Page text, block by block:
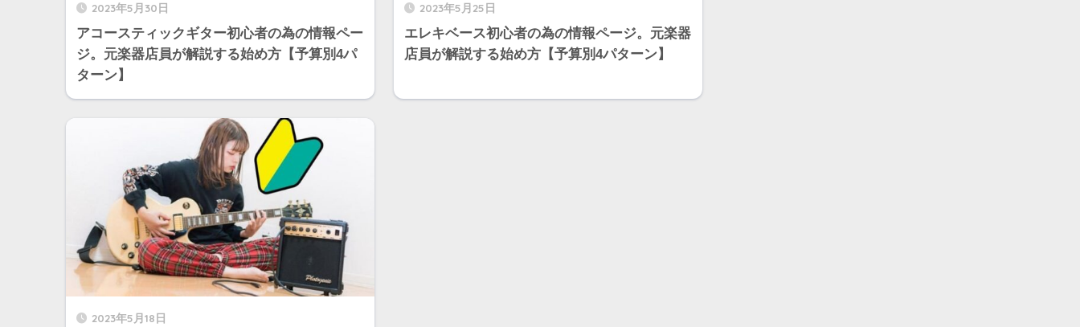
2023年5月30日
アコースティックギター初心者の為の情報ペー
ジ。元楽器店員が解説する始め方【予算別4パ
ターン】
2023年5月25日
エレキベース初心者の為の情報ページ。元楽器
店員が解説する始め方【予算別4パターン】
2023年5月18日